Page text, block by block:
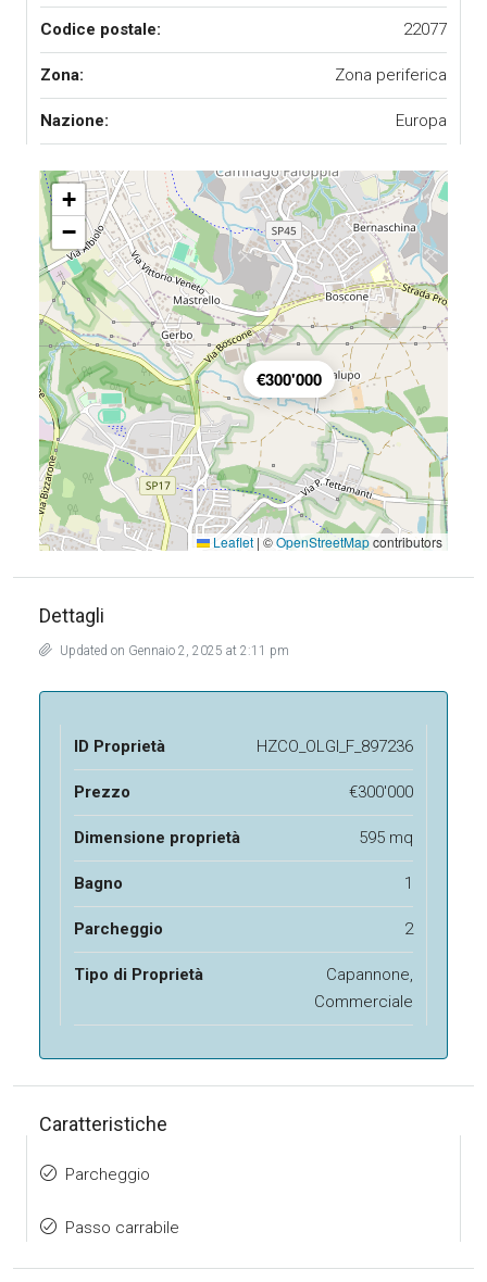
Codice postale: 22077
Zona: Zona periferica
Nazione: Europa
€300'000
+
−
Leaflet | ©OpenStreetMapcontributors
Dettagli
Updated on Gennaio 2, 2025 at 2:11 pm
ID Proprietà HZCO_OLGI_F_897236
Prezzo €300'000
Dimensione proprietà 595 mq
Bagno 1
Parcheggio 2
Tipo di Proprietà
Capannone,
Commerciale
Caratteristiche
Parcheggio
Passo carrabile